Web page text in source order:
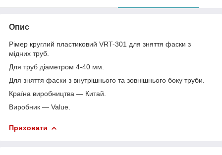
Опис
Рімер круглий пластиковий VRT-301 для зняття фаски з
мідних труб.
Для труб діаметром 4-40 мм.
Для зняття фаски з внутрішнього та зовнішнього боку труби.
Країна виробництва — Китай.
Виробник — Value.
Приховати